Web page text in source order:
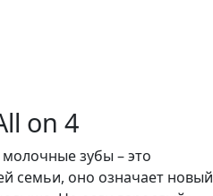
on 4
зубы – это
семьи, оно означает новый